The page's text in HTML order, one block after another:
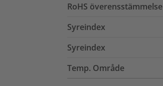
RoHS överensstämmelse
Syreindex
Syreindex
Temp. Område